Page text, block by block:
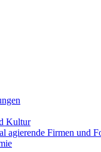
Kultur
agierende Firmen und